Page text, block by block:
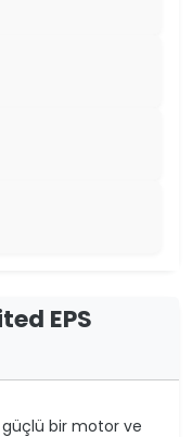
EPS
güçlü bir motor ve